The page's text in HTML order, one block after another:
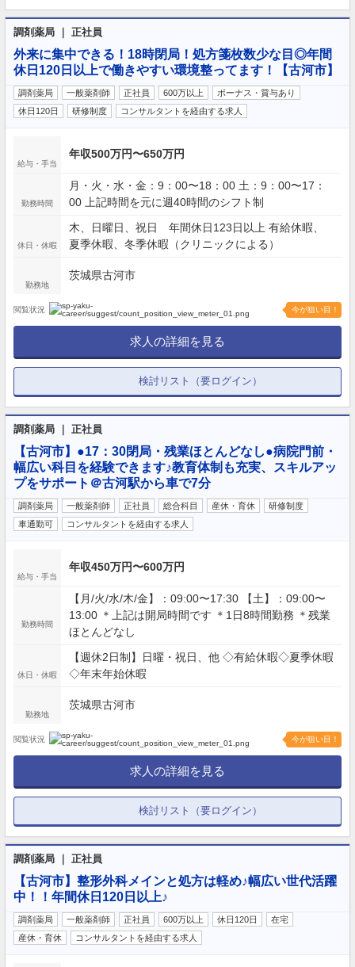
調剤薬局 ｜ 正社員
外来に集中できる！18時閉局！処方箋枚数少な目◎年間
休日120日以上で働きやすい環境整ってます！【古河市】
調剤薬局 一般薬剤師 正社員 600万以上
ボーナス・賞与あり
休日120日
研修制度 コンサルタントを経由する求人
給与・手当
年収500万円〜650万円
勤務時間
月・火・水・金：9：00〜18：00 土：9：00〜17：
00 上記時間を元に週40時間のシフト制
休日・休暇
木、日曜日、祝日 年間休日123日以上 有給休暇、
夏季休暇、冬季休暇（クリニックによる）
勤務地
茨城県古河市
閲覧状況 今が狙い目！
求人の詳細を見る
検討リスト（要ログイン）
調剤薬局 ｜ 正社員
【古河市】●17：30閉局・残業ほとんどなし●病院門前・
幅広い科目を経験できます♪教育体制も充実、スキルアッ
プをサポート＠古河駅から車で7分
調剤薬局 一般薬剤師 正社員 総合科目 産休・育休
研修制度
車通勤可
コンサルタントを経由する求人
給与・手当
年収450万円〜600万円
勤務時間
【月/火/水/木/金】：09:00〜17:30 【土】：09:00〜
13:00 ＊上記は開局時間です ＊1日8時間勤務 ＊残業
ほとんどなし
休日・休暇
【週休2日制】日曜・祝日、他 ◇有給休暇◇夏季休暇
◇年末年始休暇
勤務地
茨城県古河市
閲覧状況 今が狙い目！
求人の詳細を見る
検討リスト（要ログイン）
調剤薬局 ｜ 正社員
【古河市】整形外科メインと処方は軽め♪幅広い世代活躍
中！！年間休日120日以上♪
調剤薬局 一般薬剤師 正社員 600万以上 休日120日
在宅
産休・育休
コンサルタントを経由する求人